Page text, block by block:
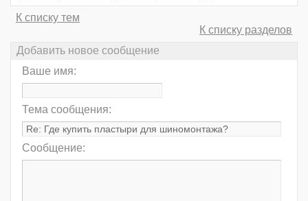
К списку тем
К списку разделов
Добавить новое сообщение
Ваше имя:
Тема сообщения:
Сообщение: